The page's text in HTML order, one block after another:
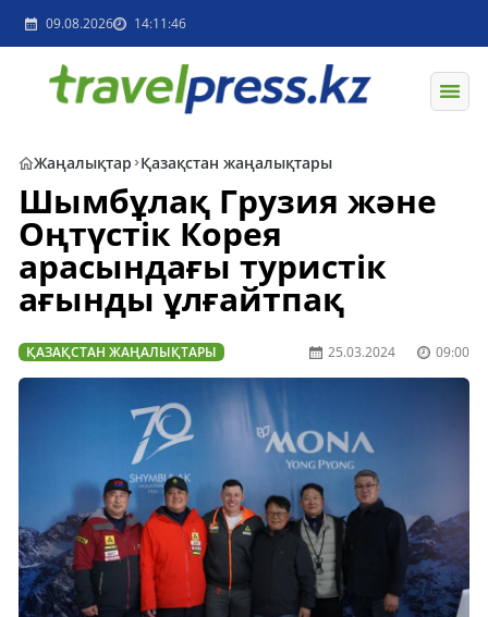
09.08.2026 14:11:46
Жаңалықтар Қазақстан жаңалықтары
Шымбұлақ Грузия және
Оңтүстік Корея
арасындағы туристік
ағынды ұлғайтпақ
ҚАЗАҚСТАН ЖАҢАЛЫҚТАРЫ 25.03.2024 09:00